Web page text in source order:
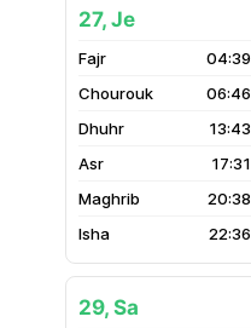
27, Je
04:39
06:46
13:43
17:31
20:38
22:36
29, Sa